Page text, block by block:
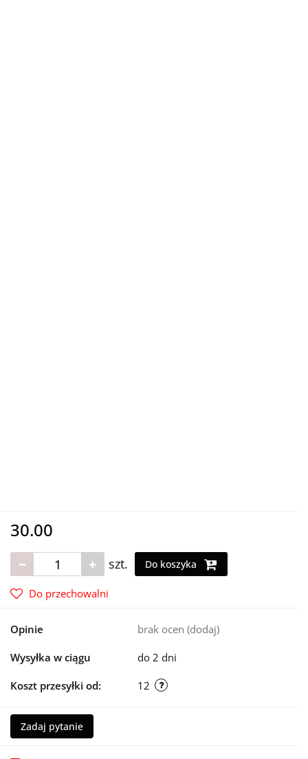
30.00
szt. Do koszyka
Do przechowalni
Opinie brak ocen (dodaj)
Wysyłka w ciągu do 2 dni
Koszt przesyłki od: 12
Zadaj pytanie